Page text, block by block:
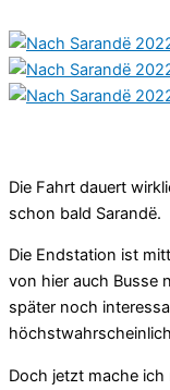
Die Fahrt dauert
schon bald Sarandë.
Die Endstation ist
von hier auch Busse
später noch
Doch jetzt mache ich